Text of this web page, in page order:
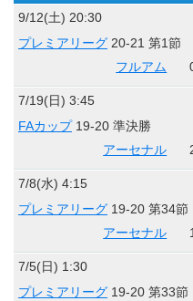
9/12(土) 20:30
プレミアリーグ 20-21 第1節
フルアム
7/19(日) 3:45
FAカップ19-20 準決勝
アーセナル
7/8(水) 4:15
プレミアリーグ 19-20 第34節
アーセナル
7/5(日) 1:30
プレミアリーグ 19-20 第33節